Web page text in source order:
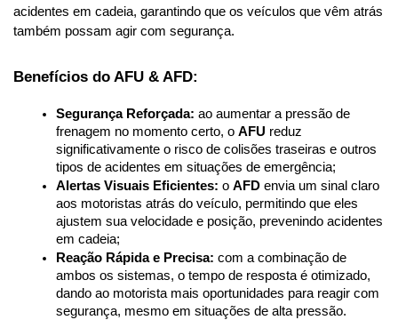
acidentes em cadeia, garantindo que os veículos que vêm atrás
também possam agir com segurança.
Benefícios do AFU & AFD:
Segurança Reforçada: ao aumentar a pressão de
frenagem no momento certo, o AFU reduz
significativamente o risco de colisões traseiras e outros
tipos de acidentes em situações de emergência;
Alertas Visuais Eficientes: o AFD envia um sinal claro
aos motoristas atrás do veículo, permitindo que eles
ajustem sua velocidade e posição, prevenindo acidentes
em cadeia;
Reação Rápida e Precisa: com a combinação de
ambos os sistemas, o tempo de resposta é otimizado,
dando ao motorista mais oportunidades para reagir com
segurança, mesmo em situações de alta pressão.